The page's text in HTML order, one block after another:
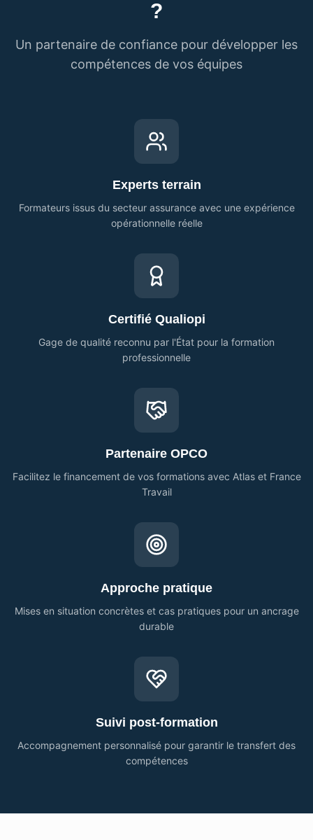
?
Un partenaire de confiance pour développer les
compétences de vos équipes
Experts terrain
Formateurs issus du secteur assurance avec une expérience
opérationnelle réelle
Certifié Qualiopi
Gage de qualité reconnu par l'État pour la formation
professionnelle
Partenaire OPCO
Facilitez le financement de vos formations avec Atlas et France
Travail
Approche pratique
Mises en situation concrètes et cas pratiques pour un ancrage
durable
Suivi post-formation
Accompagnement personnalisé pour garantir le transfert des
compétences